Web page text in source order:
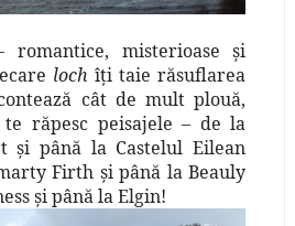
romantice, misterioase şi
loch îţi taie răsuflarea
cât de mult plouă,
răpesc peisajele – de la
şi până la Castelul Eilean
Firth şi până la Beauly
şi până la Elgin!